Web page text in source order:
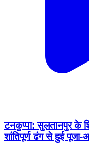
टनकुप्पा: सुलतानपुर के
शांतिपूर्ण ढंग से हुई पूजा-